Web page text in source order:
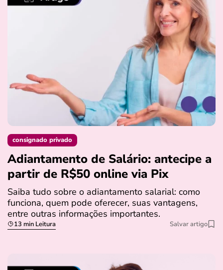
consignado privado
Adiantamento de Salário: antecipe a
partir de R$50 online via Pix
Saiba tudo sobre o adiantamento salarial: como
funciona, quem pode oferecer, suas vantagens,
entre outras informações importantes.
13 min Leitura Salvar artigo